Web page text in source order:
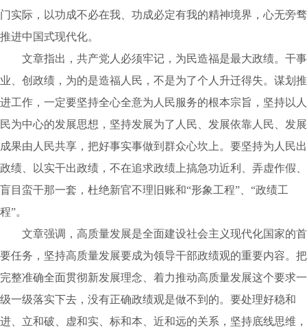
门实际，以功成不必在我、功成必定有我的精神境界，心无旁骛
推进中国式现代化。
文章指出，共产党人必须牢记，为民造福是最大政绩。干事
业、创政绩，为的是造福人民，不是为了个人升迁得失。谋划推
进工作，一定要坚持全心全意为人民服务的根本宗旨，坚持以人
民为中心的发展思想，坚持发展为了人民、发展依靠人民、发展
成果由人民共享，把好事实事做到群众心坎上。要坚持为人民出
政绩、以实干出政绩，不在追求政绩上搞急功近利、弄虚作假、
盲目蛮干那一套，杜绝新官不理旧账和“形象工程”、“政绩工
程”。
文章强调，高质量发展是全面建设社会主义现代化国家的首
要任务，坚持高质量发展要成为领导干部政绩观的重要内容。把
完整准确全面贯彻新发展理念、着力推动高质量发展这个要求一
级一级落实下去，没有正确政绩观是做不到的。要处理好稳和
进、立和破、虚和实、标和本、近和远的关系，坚持底线思维，